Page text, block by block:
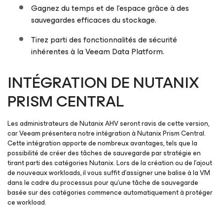
Gagnez du temps et de l’espace grâce à des
sauvegardes efficaces du stockage.
Tirez parti des fonctionnalités de sécurité
inhérentes à la Veeam Data Platform.
INTÉGRATION DE NUTANIX
PRISM CENTRAL
Les administrateurs de Nutanix AHV seront ravis de cette version,
car Veeam présentera notre intégration à Nutanix Prism Central.
Cette intégration apporte de nombreux avantages, tels que la
possibilité de créer des tâches de sauvegarde par stratégie en
tirant parti des catégories Nutanix. Lors de la création ou de l’ajout
de nouveaux workloads, il vous suffit d’assigner une balise à la VM
dans le cadre du processus pour qu’une tâche de sauvegarde
basée sur des catégories commence automatiquement à protéger
ce workload.